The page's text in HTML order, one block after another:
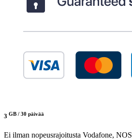
3 GB / 30 päivää
Ei ilman nopeusrajoitusta Vodafone, NOS